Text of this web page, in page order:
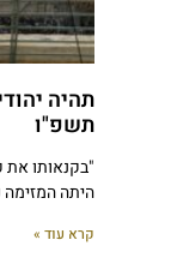
תהיה
תשפ"ו
"בקנאותו
היתה המזימה
קרא עוד »